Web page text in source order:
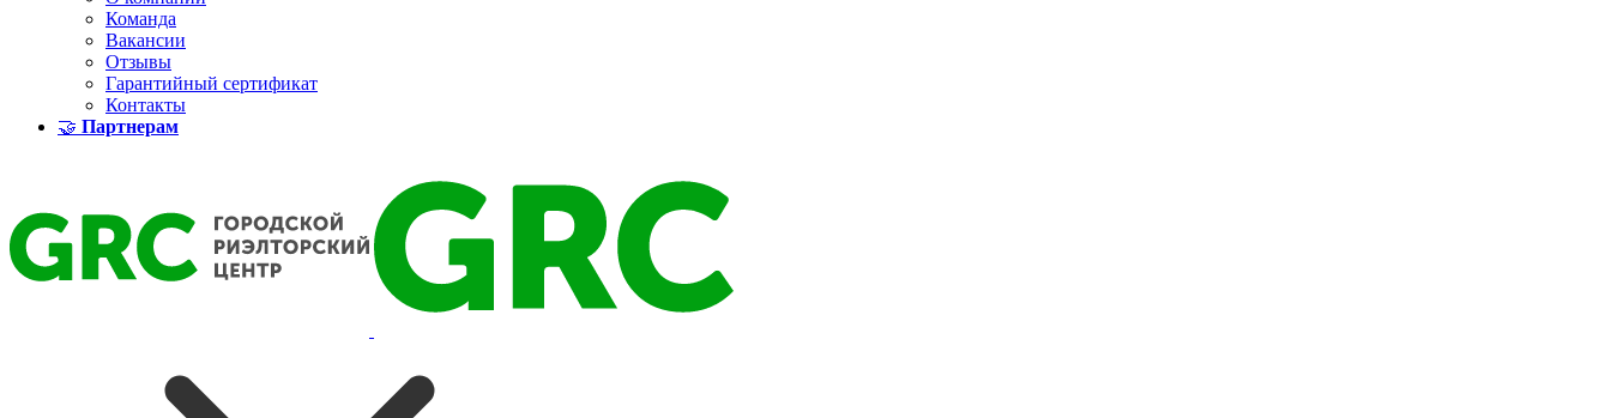
Команда
Вакансии
Отзывы
Гарантийный сертификат
Контакты
🤝 Партнерам